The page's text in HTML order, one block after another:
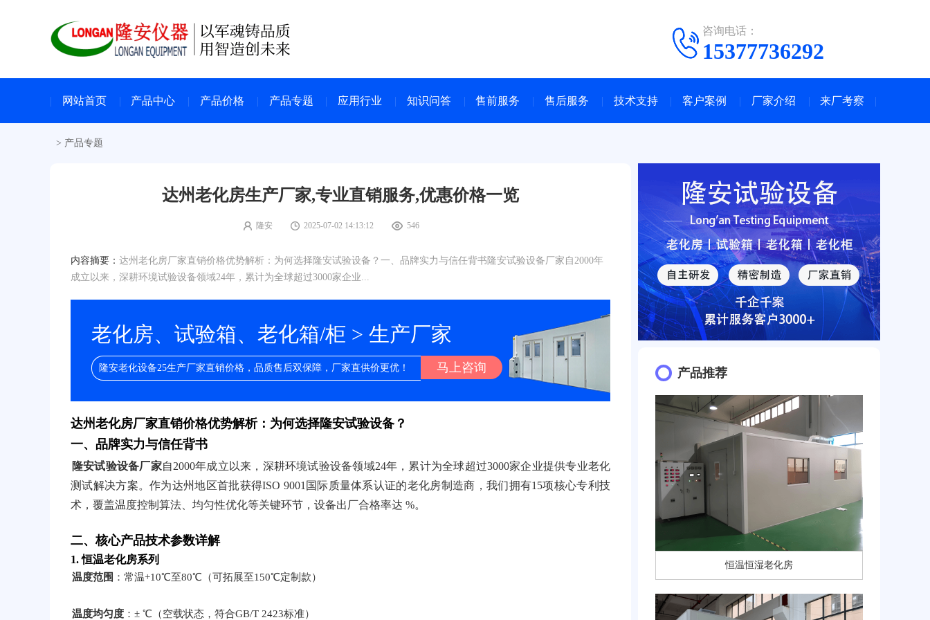
咨询电话：
15377736292
网站首页 产品中心 产品价格 产品专题 应用行业 知识问答 售前服务 售后服务 技术支持 客户案例 厂家介绍 来厂考察
> 产品专题
达州老化房生产厂家,专业直销服务,优惠价格一览
隆安 2025-07-02 14:13:12 546
内容摘要： 达州老化房厂家直销价格优势解析：为何选择隆安试验设备？一、品牌实力与信任背书隆安试验设备厂家自2000年
成立以来，深耕环境试验设备领域24年，累计为全球超过3000家企业...
老化房、试验箱、老化箱/柜 > 生产厂家
隆安老化设备25生产厂家直销价格，品质售后双保障，厂家直供价更优！ 马上咨询
达州老化房厂家直销价格优势解析：为何选择隆安试验设备？
一、品牌实力与信任背书
隆安试验设备厂家自2000年成立以来，深耕环境试验设备领域24年，累计为全球超过3000家企业提供专业老化
测试解决方案。作为达州地区首批获得ISO 9001国际质量体系认证的老化房制造商，我们拥有15项核心专利技
术，覆盖温度控制算法、均匀性优化等关键环节，设备出厂合格率达 %。
二、核心产品技术参数详解
1. 恒温老化房系列
温度范围 ：常温+10℃至80℃（可拓展至150℃定制款）
温度均匀度 ：± ℃（空载状态，符合GB/T 2423标准）
产品推荐
恒温恒湿老化房